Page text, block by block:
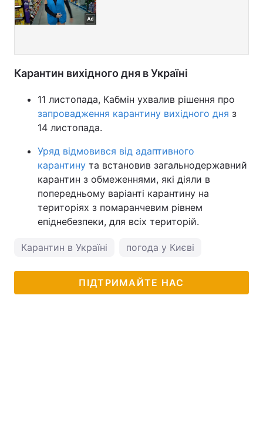
Карантин вихідного дня в Україні
11 листопада, Кабмін ухвалив рішення про
запровадження карантину вихідного дня з
14 листопада.
Уряд відмовився від адаптивного
карантину та встановив загальнодержавний
карантин з обмеженнями, які діяли в
попередньому варіанті карантину на
територіях з помаранчевим рівнем
епіднебезпеки, для всіх територій.
Карантин в Україні погода у Києві
ПІДТРИМАЙТЕ НАС